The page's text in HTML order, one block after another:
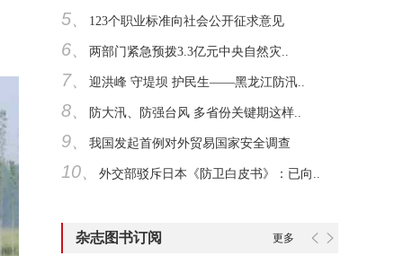
5、 123个职业标准向社会公开征求意见
6、 两部门紧急预拨3.3亿元中央自然灾..
7、 迎洪峰 守堤坝 护民生——黑龙江防汛..
8、 防大汛、防强台风 多省份关键期这样..
9、 我国发起首例对外贸易国家安全调查
10、 外交部驳斥日本《防卫白皮书》：已向..
杂志图书订阅 更多